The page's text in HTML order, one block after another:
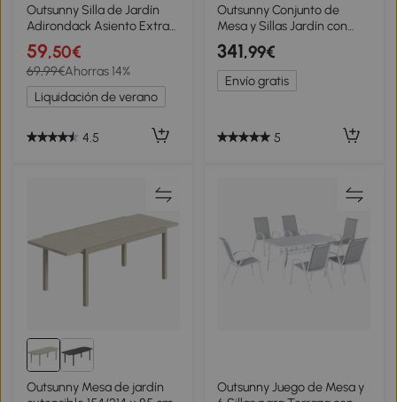
Outsunny Silla de Jardín
Adirondack Asiento Extra
Ancho Carga 150 kg para
Patio Terraza Balcón
78x89x88 cm Gris Claro
59,50€
69,99€Ahorras 14%
Liquidación de verano
4.5
Outsunny Conjunto de
Mesa y Sillas Jardín con
Sillas Apilables y Marco de
Acero para Terraza Patio
Gris Claro
341,99€
Envío gratis
5
Outsunny Mesa de jardín
Outsunny Juego de Mesa y